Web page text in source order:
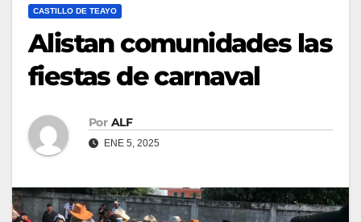
CASTILLO DE TEAYO
Alistan comunidades las
fiestas de carnaval
Por ALF
ENE 5, 2025